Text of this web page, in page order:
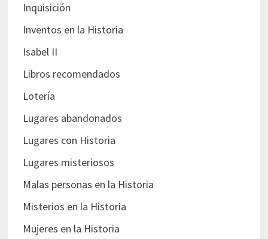
Inquisición
Inventos en la Historia
Isabel II
Libros recomendados
Lotería
Lugares abandonados
Lugares con Historia
Lugares misteriosos
Malas personas en la Historia
Misterios en la Historia
Mujeres en la Historia